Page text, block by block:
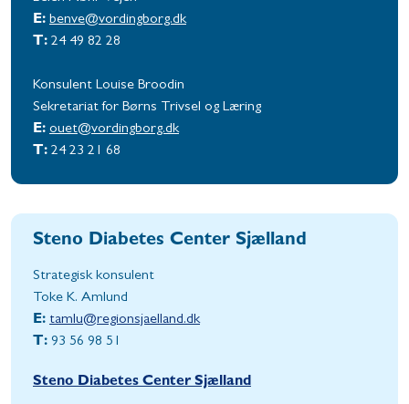
E: benve@vordingborg.dk
T: 24 49 82 28
Konsulent Louise Broodin
Sekretariat for Børns Trivsel og Læring
E: ouet@vordingborg.dk
T: 24 23 21 68
Steno Diabetes Center Sjælland
Strategisk konsulent
Toke K. Amlund
E: tamlu@regionsjaelland.dk
T: 93 56 98 51
Steno Diabetes Center Sjælland